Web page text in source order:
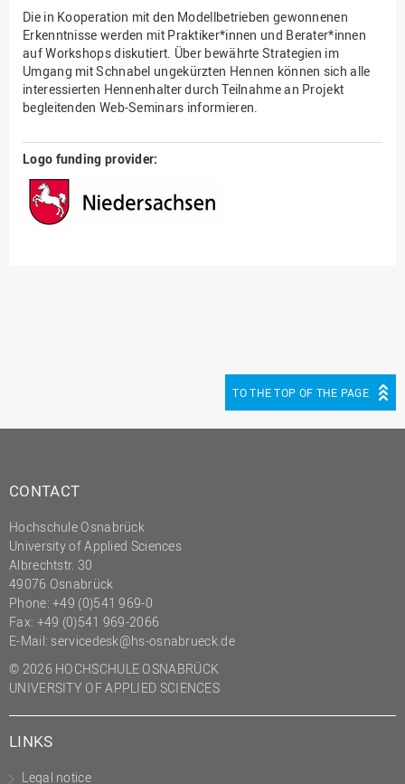
Die in Kooperation mit den Modellbetrieben gewonnenen
Erkenntnisse werden mit Praktiker*innen und Berater*innen
auf Workshops diskutiert. Über bewährte Strategien im
Umgang mit Schnabel ungekürzten Hennen können sich alle
interessierten Hennenhalter durch Teilnahme an Projekt
begleitenden Web-Seminars informieren.
Logo funding provider:
TO THE TOP OF THE PAGE
CONTACT
Hochschule Osnabrück
University of Applied Sciences
Albrechtstr. 30
49076 Osnabrück
Phone: +49 (0)541 969-0
Fax: +49 (0)541 969-2066
E-Mail: servicedesk@hs-osnabrueck.de
© 2026 HOCHSCHULE OSNABRÜCK
UNIVERSITY OF APPLIED SCIENCES
LINKS
Legal notice